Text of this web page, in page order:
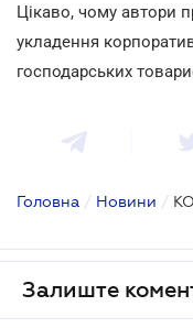
Цікаво, чому автори
укладення
господарських
Головна / Новини /
Залиште